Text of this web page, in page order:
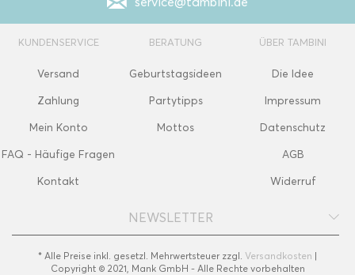
KUNDENSERVICE
Versand
Zahlung
Mein Konto
FAQ - Häufige Fragen
Kontakt
BERATUNG
Geburtstagsideen
Partytipps
Mottos
ÜBER TAMBINI
Die Idee
Impressum
Datenschutz
AGB
Widerruf
NEWSLETTER
* Alle Preise inkl. gesetzl. Mehrwertsteuer zzgl. Versandkosten |
Copyright © 2021, Mank GmbH - Alle Rechte vorbehalten